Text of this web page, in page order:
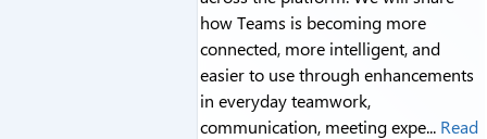
how Teams is becoming more
connected, more intelligent, and
easier to use through enhancements
in everyday teamwork,
communication, meeting expe... Read